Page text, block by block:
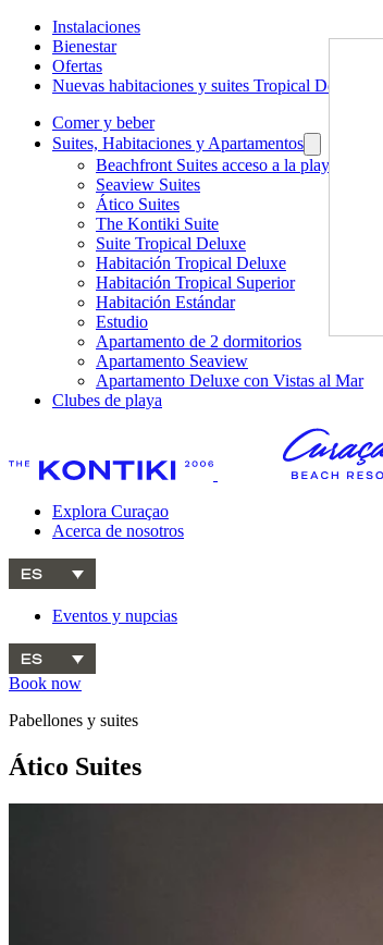
Instalaciones
Bienestar
Ofertas
Nuevas habitaciones y suites Tropical Deluxe
Comer y beber
Suites, Habitaciones y Apartamentos
Beachfront Suites acceso a la playa
Seaview Suites
Ático Suites
The Kontiki Suite
Suite Tropical Deluxe
Habitación Tropical Deluxe
Habitación Tropical Superior
Habitación Estándar
Estudio
Apartamento de 2 dormitorios
Apartamento Seaview
Apartamento Deluxe con Vistas al Mar
Clubes de playa
Explora Curaçao
Acerca de nosotros
ES
Eventos y nupcias
ES
Book now
Pabellones y suites
Ático Suites